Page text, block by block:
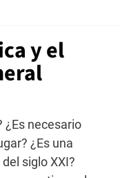
y el
necesario
¿Es una
siglo XXI?